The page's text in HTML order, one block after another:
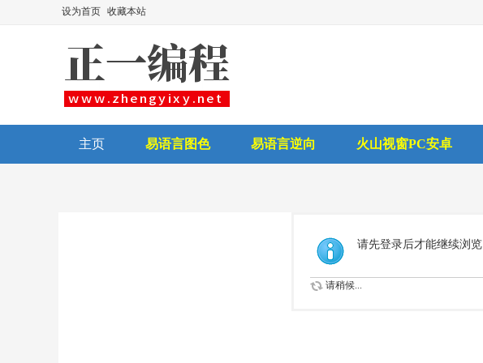
设为首页 收藏本站
主页 易语言图色 易语言逆向 火山视窗PC安卓
请先登录后才能继续浏览
请稍候...